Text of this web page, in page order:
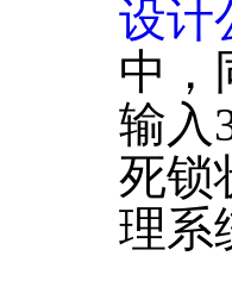
设计
中，
输入
死锁
理系